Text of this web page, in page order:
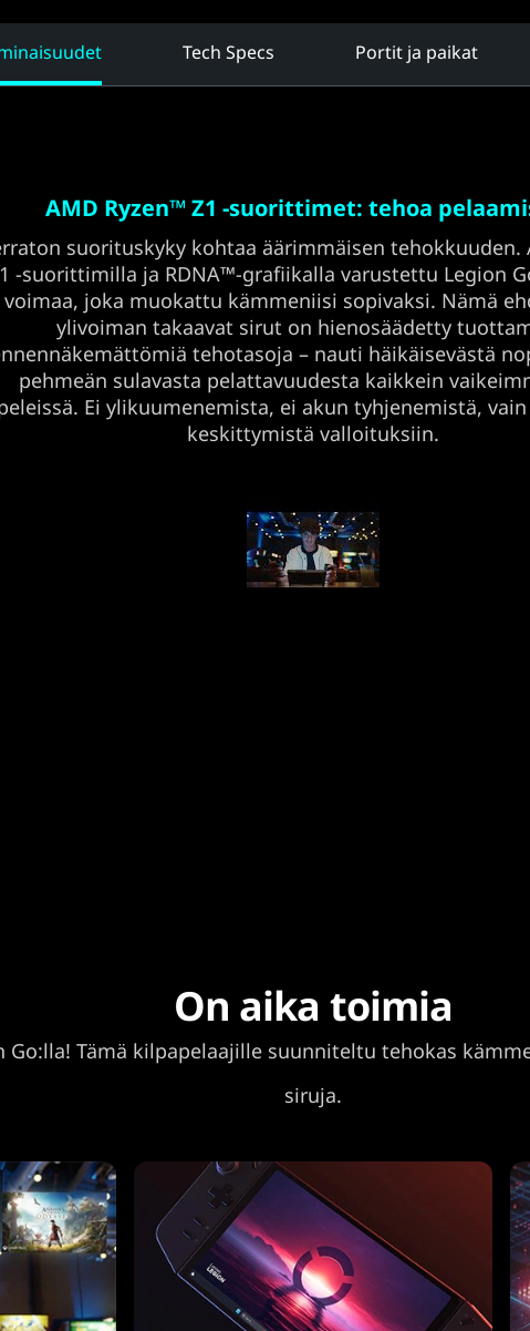
Tech Specs Portit ja paikat
AMD Ryzen™ Z1 -suorittimet: tehoa
suorituskyky kohtaa äärimmäisen tehokkuuden.
-suorittimilla ja RDNA™-grafiikalla varustettu Legion
voimaa, joka muokattu kämmeniisi sopivaksi. Nämä
ylivoiman takaavat sirut on hienosäädetty
tehotasoja – nauti häikäisevästä
pehmeän sulavasta pelattavuudesta kaikkein
Ei ylikuumenemista, ei akun tyhjenemistä,
keskittymistä valloituksiin.
On aika toimia
Tämä kilpapelaajille suunniteltu tehokas
siruja.